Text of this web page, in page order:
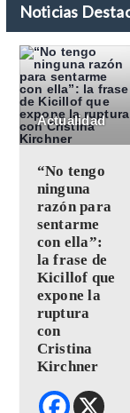
Noticias
Actualidad
“No tengo
ninguna
razón para
sentarme
con ella”:
la frase de
Kicillof que
expone la
ruptura
con
Cristina
Kirchner